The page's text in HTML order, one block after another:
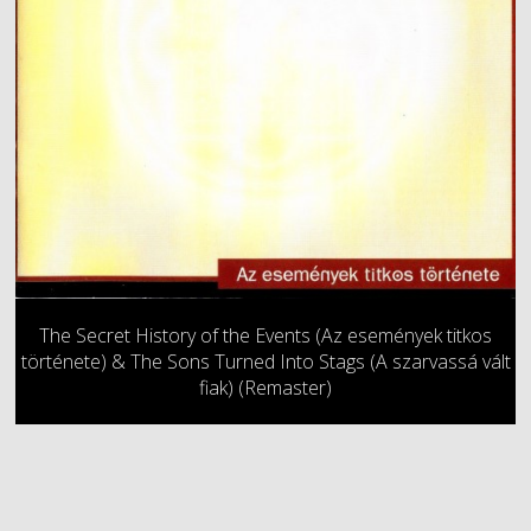
The Secret History of the Events (Az események titkos
története) & The Sons Turned Into Stags (A szarvassá vált
fiak) (Remaster)